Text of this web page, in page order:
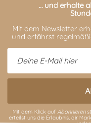
… und erhalte
Mit dem Newsletter
und erfährst
Mit dem Klick auf Abonnieren
erteilst uns die Erlaubnis, dir